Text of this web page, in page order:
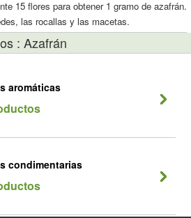
15 flores para obtener 1 gramo de azafrán.
las rocallas y las macetas.
: Azafrán
aromáticas
condimentarias